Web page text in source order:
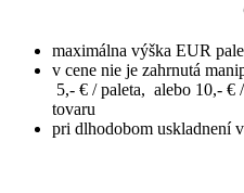
maximálna výška EUR
v cene nie je zahrnutá
5,- € / paleta, alebo 10,-
tovaru
pri dlhodobom uskladnení